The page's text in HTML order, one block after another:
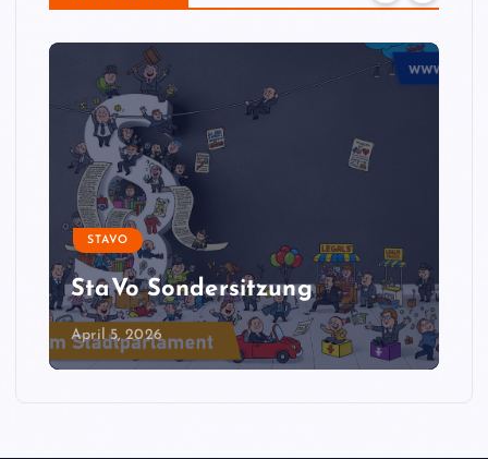
STAVO
StaVo Sondersitzung
April 5, 2026